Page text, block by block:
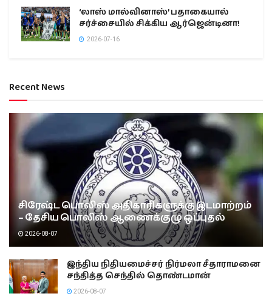
‘லாஸ் மால்வினாஸ்’ பதாகையால்
சர்ச்சையில் சிக்கிய ஆர்ஜென்டினா!
2026-07-16
Recent News
சிரேஷ்ட பொலிஸ் அதிகாரிகளுக்கு இடமாற்றம்
– தேசிய பொலிஸ் ஆணைக்குழு ஒப்புதல்
2026-08-07
இந்திய நிதியமைச்சர் நிர்மலா சீதாராமனை
சந்தித்த செந்தில் தொண்டமான்
2026-08-07